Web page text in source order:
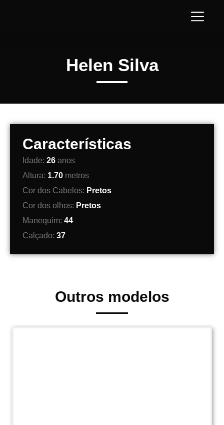
Helen Silva
Características
Idade: 26 anos
Altura: 1.70 metros
Cor dos Cabelos: Pretos
Cor dos olhos: Pretos
Manequim: 44
Calçado: 37
Outros modelos